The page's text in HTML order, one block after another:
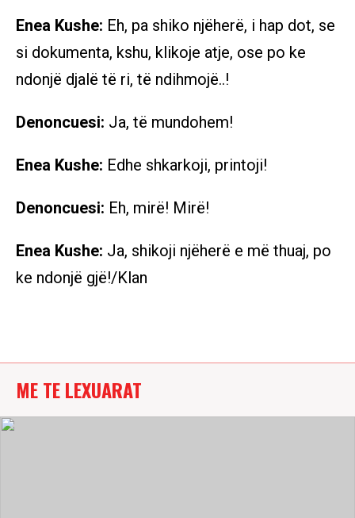
Enea Kushe: Eh, pa shiko njëherë, i hap dot, se
si dokumenta, kshu, klikoje atje, ose po ke
ndonjë djalë të ri, të ndihmojë..!
Denoncuesi: Ja, të mundohem!
Enea Kushe: Edhe shkarkoji, printoji!
Denoncuesi: Eh, mirë! Mirë!
Enea Kushe: Ja, shikoji njëherë e më thuaj, po
ke ndonjë gjë!/Klan
ME TE LEXUARAT